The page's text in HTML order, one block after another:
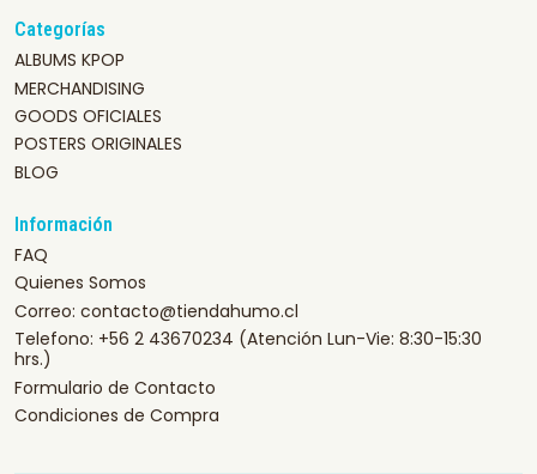
Categorías
ALBUMS KPOP
MERCHANDISING
GOODS OFICIALES
POSTERS ORIGINALES
BLOG
Información
FAQ
Quienes Somos
Correo: contacto@tiendahumo.cl
Telefono: +56 2 43670234 (Atención Lun-Vie: 8:30-15:30
hrs.)
Formulario de Contacto
Condiciones de Compra